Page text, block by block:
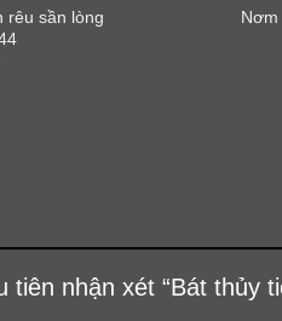
rêu sần lòng
tiên nhận xét “Bát thủy